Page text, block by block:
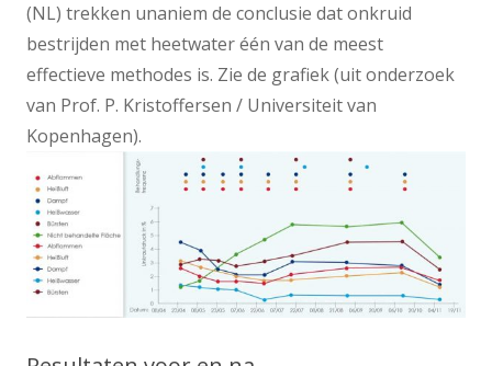
(NL) trekken unaniem de conclusie dat onkruid
bestrijden met heetwater één van de meest
effectieve methodes is. Zie de grafiek (uit onderzoek
van Prof. P. Kristoffersen / Universiteit van
Kopenhagen).